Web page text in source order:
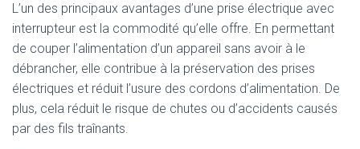
L’un des principaux avantages d’une prise électrique avec
interrupteur est la commodité qu’elle offre. En permettant
de couper l’alimentation d’un appareil sans avoir à le
débrancher, elle contribue à la préservation des prises
électriques et réduit l’usure des cordons d’alimentation. De
plus, cela réduit le risque de chutes ou d’accidents causés
par des fils traînants.